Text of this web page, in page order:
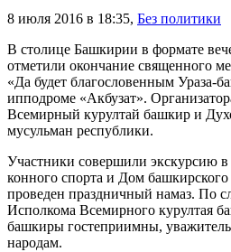
8 июля 2016 в 18:35, Без политики
В столице Башкирии в формате
отметили окончание священного
«Да будет благословенным Ураза-
ипподроме «Акбузат».
Всемирный курултай башкир и
мусульман республики.
Участники совершили экскурсию в
конного спорта и Дом
проведен праздничный намаз. По
Исполкома Всемирного курултая
башкиры гостеприимны,
народам.